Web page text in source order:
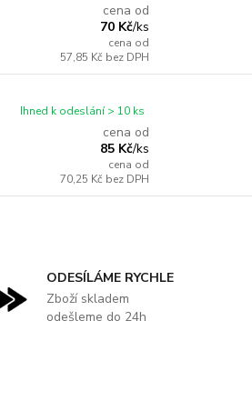
cena od
70 Kč/ks
cena od
57,85 Kč bez DPH
cena od
85 Kč/ks
cena od
70,25 Kč bez DPH
Ihned k odeslání > 10 ks
ODESÍLÁME RYCHLE
Zboží skladem
odešleme do 24h